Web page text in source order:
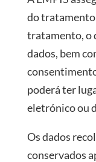
do
tratamento, o
dados, bem
poderá ter
eletrónico ou
Os dados
conservados